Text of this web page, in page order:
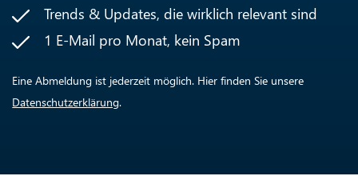
Trends & Updates, die wirklich relevant sind
1 E-Mail pro Monat, kein Spam
Eine Abmeldung ist jederzeit möglich. Hier finden Sie unsere
Datenschutzerklärung.